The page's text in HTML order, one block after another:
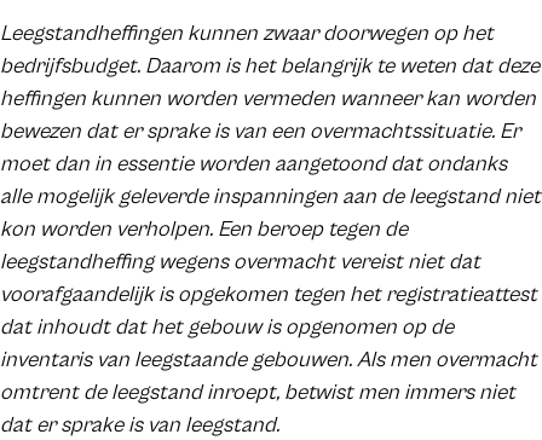
Leegstandheffingen kunnen zwaar doorwegen op het
bedrijfsbudget. Daarom is het belangrijk te weten dat deze
heffingen kunnen worden vermeden wanneer kan worden
bewezen dat er sprake is van een overmachtssituatie. Er
moet dan in essentie worden aangetoond dat ondanks
alle mogelijk geleverde inspanningen aan de leegstand niet
kon worden verholpen. Een beroep tegen de
leegstandheffing wegens overmacht vereist niet dat
voorafgaandelijk is opgekomen tegen het registratieattest
dat inhoudt dat het gebouw is opgenomen op de
inventaris van leegstaande gebouwen. Als men overmacht
omtrent de leegstand inroept, betwist men immers niet
dat er sprake is van leegstand.